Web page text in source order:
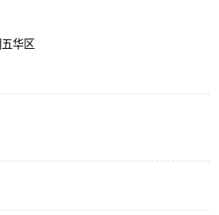
华区